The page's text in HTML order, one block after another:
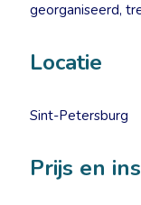
georganiseerd,
Locatie
Sint-Petersburg
Prijs en